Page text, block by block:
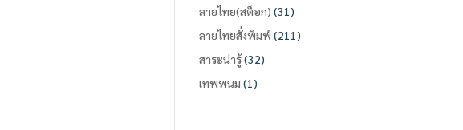
ลายไทย(สต็อก) (31)
ลายไทยสั่งพิมพ์ (211)
สาระน่ารู้(32)
เทพพนม (1)